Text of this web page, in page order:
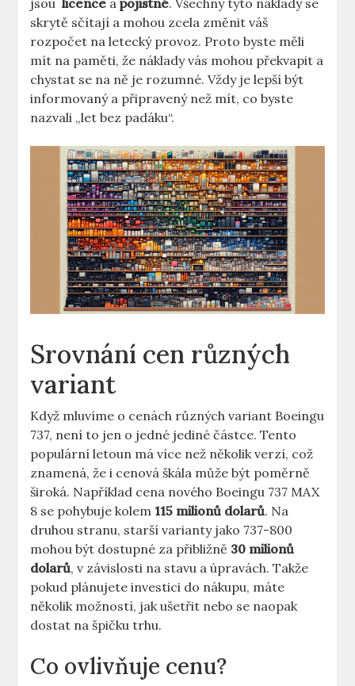
skrytě sčítají a mohou zcela změnit váš
rozpočet na letecký provoz. Proto byste měli
mít ⁢na paměti, že náklady vás​ mohou překvapit a
‌chystat se ‍na ně je rozumné. Vždy​ je lepší být⁢
informovaný a připravený než mít, co byste
⁤nazvali „let bez padáku“.
Srovnání cen různých
variant
Když mluvíme o cenách různých variant Boeingu
737,⁤ není to jen o ​jedné jediné částce. Tento
populární letoun má ⁢více než několik⁣ verzí, což
znamená, že i cenová škála může být poměrně ​
široká. Například cena nového Boeingu 737 MAX
8 se pohybuje ⁢kolem 115 milionů dolarů. Na
druhou stranu, starší varianty⁤ jako‌ 737-800
⁣mohou být ⁢dostupné za ​přibližně 30​ milionů
dolarů, v⁢ závislosti na ‌stavu a​ úpravách. Takže
pokud plánujete investici⁢ do nákupu, máte
‌několik možností,​ jak ⁣ušetřit nebo se naopak
dostat ⁢na ⁣špičku trhu.
Co ovlivňuje cenu?